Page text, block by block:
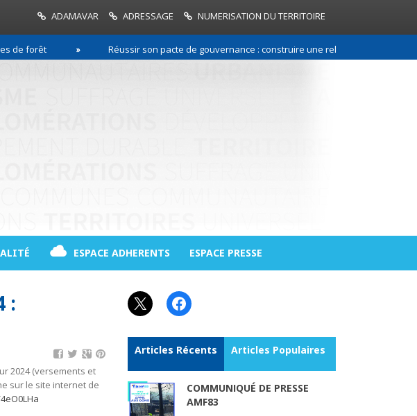
ADAMAVAR ADRESSAGE NUMERISATION DU TERRITOIRE
forêt Réussir son pacte de gouvernance : construire une relation de confiance
ESPACE ADHERENTS ESPACE PRESSE
:
2024 (versements et
sur le site internet de
X Facebook
Articles Récents Articles Populaires
COMMUNIQUÉ DE PRESSE
AMF83